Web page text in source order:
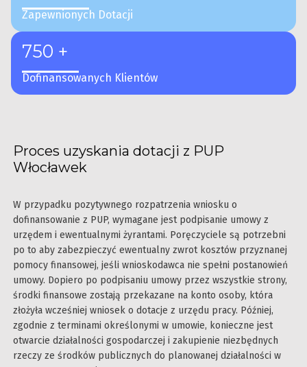
Zapewnionych Dotacji
750 +
Dofinansowanych Klientów
Proces uzyskania dotacji z PUP
Włocławek
W przypadku pozytywnego rozpatrzenia wniosku o
dofinansowanie z PUP, wymagane jest podpisanie umowy z
urzędem i ewentualnymi żyrantami. Poręczyciele są potrzebni
po to aby zabezpieczyć ewentualny zwrot kosztów przyznanej
pomocy finansowej, jeśli wnioskodawca nie spełni postanowień
umowy. Dopiero po podpisaniu umowy przez wszystkie strony,
środki finansowe zostają przekazane na konto osoby, która
złożyła wcześniej wniosek o dotacje z urzędu pracy. Później,
zgodnie z terminami określonymi w umowie, konieczne jest
otwarcie działalności gospodarczej i zakupienie niezbędnych
rzeczy ze środków publicznych do planowanej działalności w